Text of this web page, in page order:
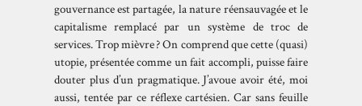
gouvernance est partagée, la nature réensauvagée et le
capitalisme remplacé par un système de troc de
services. Trop mièvre ? On comprend que cette (quasi)
utopie, présentée comme un fait accompli, puisse faire
douter plus d’un pragmatique. J’avoue avoir été, moi
aussi, tentée par ce réflexe cartésien. Car sans feuille